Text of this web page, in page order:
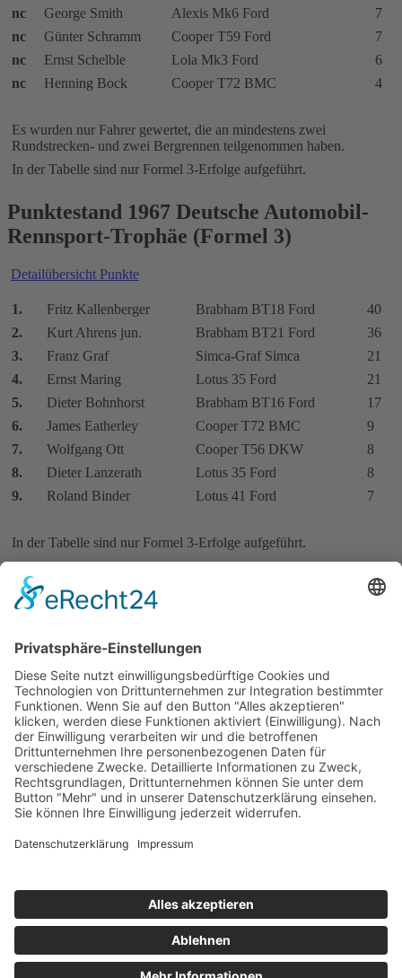
nc
George Smith Alexis Mk6 Ford
7
nc
Günter Schramm Cooper T59 Ford
7
nc
Ernst Schelble Lola Mk3 Ford
6
nc
Henning Bock Cooper T72 BMC 4
Es wurden nur Fahrer gewertet, die an mindestens zwei
Rundstrecken- und zwei Bergrennen teilgenommen haben.
In der Tabelle sind nur Formel 3-Erfolge aufgeführt.
Punktestand 1967 Deutsche Automobil-
Rennsport-Trophäe (Formel 3)
Detailübersicht Punkte
1. Fritz Kallenberger Brabham BT18 Ford
40
2.
Kurt Ahrens jun. Brabham BT21 Ford
36
3.
Franz Graf Simca-Graf Simca
21
4.
Ernst Maring Lotus 35 Ford
21
5.
Dieter Bohnhorst Brabham BT16 Ford
17
6.
James Eatherley Cooper T72 BMC
9
7.
Wolfgang Ott Cooper T56 DKW
8
8.
Dieter Lanzerath Lotus 35 Ford
8
9.
Roland Binder Lotus 41 Ford 7
In der Tabelle sind nur Formel 3-Erfolge aufgeführt.
Weitere Beiträge …
Punktestand 2019 Formula Regional European Championship
Punktestand 2021 Formula Regional European Championship
by Alpine
1
2
3
4
Impressum
Jahrbuch